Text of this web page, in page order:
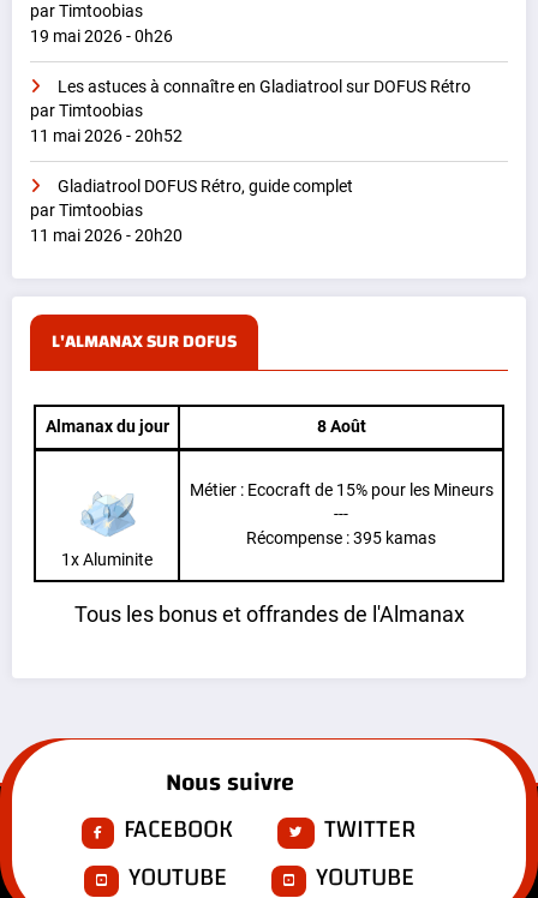
par Timtoobias
19 mai 2026 - 0h26
Les astuces à connaître en Gladiatrool sur DOFUS Rétro
par Timtoobias
11 mai 2026 - 20h52
Gladiatrool DOFUS Rétro, guide complet
par Timtoobias
11 mai 2026 - 20h20
L'ALMANAX SUR DOFUS
Almanax du jour 8 Août
1x Aluminite
Métier : Ecocraft de 15% pour les Mineurs
---
Récompense : 395 kamas
Tous les bonus et offrandes de l'Almanax
Nous suivre
FACEBOOK
TWITTER
YOUTUBE
YOUTUBE